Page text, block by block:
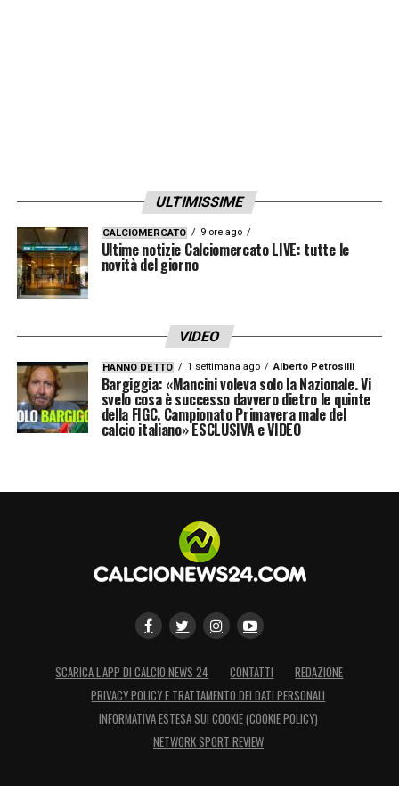
ULTIMISSIME
CALCIOMERCATO 9 ore ago
Ultime notizie Calciomercato LIVE: tutte le
novità del giorno
VIDEO
HANNO DETTO 1 settimana ago Alberto Petrosilli
Bargiggia: «Mancini voleva solo la Nazionale. Vi
svelo cosa è successo davvero dietro le quinte
della FIGC. Campionato Primavera male del
calcio italiano» ESCLUSIVA e VIDEO
SCARICA L’APP DI CALCIO NEWS 24 CONTATTI
REDAZIONE
PRIVACY POLICY E TRATTAMENTO DEI DATI PERSONALI
INFORMATIVA ESTESA SUI COOKIE (COOKIE POLICY)
NETWORK SPORT REVIEW